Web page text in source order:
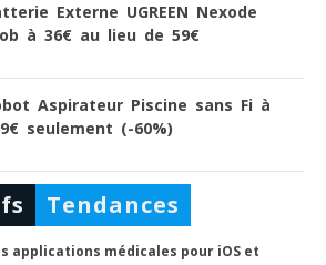
Externe UGREEN Nexode
à 36€ au lieu de 59€
Aspirateur Piscine sans Fi à
seulement (-60%)
Tendances
applications médicales pour iOS et